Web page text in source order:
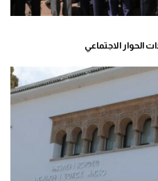
الحوار الاجتماعي